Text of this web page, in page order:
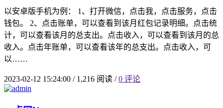
以安卓版手机为例： 1、打开微信，点击我，点击服务，点击
钱包。 2、点击账单，可以查看到该月红包记录明细。点击统
计，可以查看该月的总支出。点击收入，可以查看到该月的总
收入。点击年账单，可以查看该年的总支出。点击收入，可
以……
2023-02-12 15:24:00 /1,216 阅读 / 0 评论